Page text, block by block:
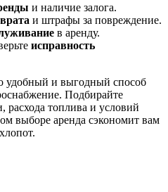
и наличие залога.
и штрафы за повреждение.
в аренду.
исправность
удобный и выгодный способ
Подбирайте
расхода топлива и условий
выборе аренда сэкономит вам